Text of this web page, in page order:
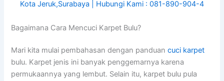
Bagaimana Cara Mencuci Karpet Bulu?
Mari kita mulai pembahasan dengan panduancuci karpet
bulu. Karpet jenis ini banyak penggemarnya karena
permukaannya yang lembut. Selain itu, karpet bulu pula